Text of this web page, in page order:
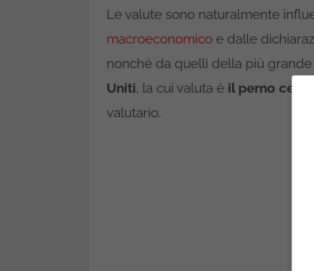
Le valute sono naturalmente
macroeconomico e dalle
nonché da quelli della più
Uniti, la cui valuta è il perno
valutario.